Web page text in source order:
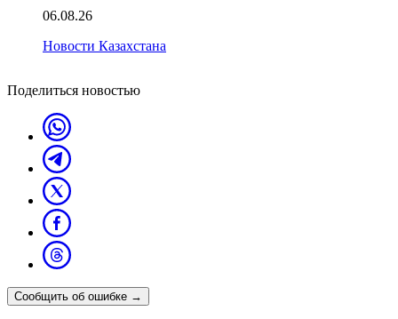
06.08.26
Новости Казахстана
Поделиться новостью
Сообщить об ошибке →